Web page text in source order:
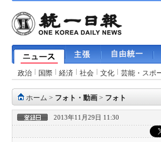
政治 国際 経済 社会 文化 芸能・スポ
ホーム > フォト・動画 > フォト
2013年11月29日 11:30